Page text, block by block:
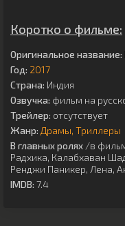
Коротко о фильме:
Оригинальное название:
Год: 2017
Страна: Индия
Озвучка: фильм на
Трейлер: отсутствует
Жанр: Драмы Триллеры
В главных ролях /в
Радхика, Калабхаван
Ренджи Паникер, Лена,
IMDB: 7.4